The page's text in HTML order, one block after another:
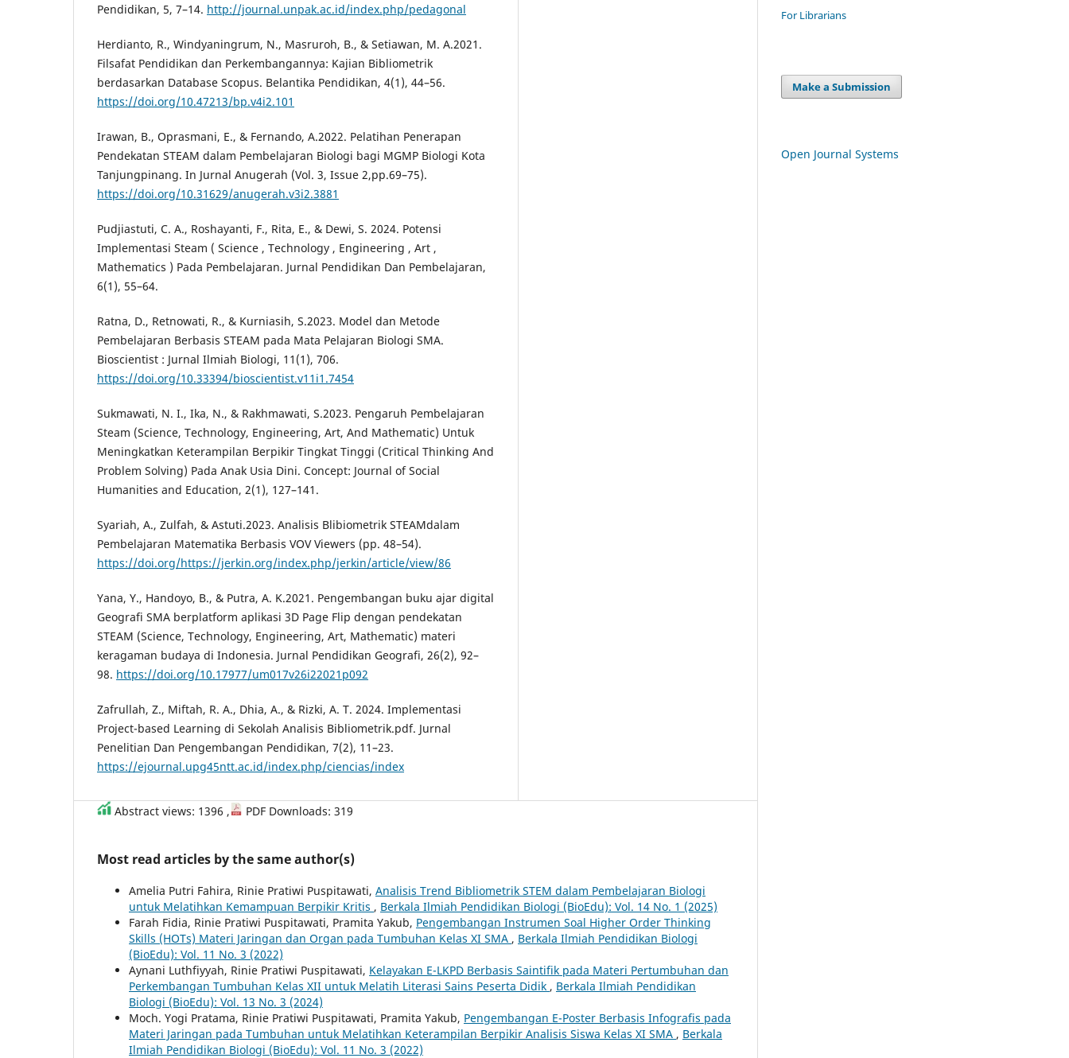
Pendidikan, 5, 7–14. http://journal.unpak.ac.id/index.php/pedagonal
Herdianto, R., Windyaningrum, N., Masruroh, B., & Setiawan, M. A.2021.
Filsafat Pendidikan dan Perkembangannya: Kajian Bibliometrik
berdasarkan Database Scopus. Belantika Pendidikan, 4(1), 44–56.
https://doi.org/10.47213/bp.v4i2.101
Irawan, B., Oprasmani, E., & Fernando, A.2022. Pelatihan Penerapan
Pendekatan STEAM dalam Pembelajaran Biologi bagi MGMP Biologi Kota
Tanjungpinang. In Jurnal Anugerah (Vol. 3, Issue 2,pp.69–75).
https://doi.org/10.31629/anugerah.v3i2.3881
Pudjiastuti, C. A., Roshayanti, F., Rita, E., & Dewi, S. 2024. Potensi
Implementasi Steam ( Science , Technology , Engineering , Art ,
Mathematics ) Pada Pembelajaran. Jurnal Pendidikan Dan Pembelajaran,
6(1), 55–64.
Ratna, D., Retnowati, R., & Kurniasih, S.2023. Model dan Metode
Pembelajaran Berbasis STEAM pada Mata Pelajaran Biologi SMA.
Bioscientist : Jurnal Ilmiah Biologi, 11(1), 706.
https://doi.org/10.33394/bioscientist.v11i1.7454
Sukmawati, N. I., Ika, N., & Rakhmawati, S.2023. Pengaruh Pembelajaran
Steam (Science, Technology, Engineering, Art, And Mathematic) Untuk
Meningkatkan Keterampilan Berpikir Tingkat Tinggi (Critical Thinking And
Problem Solving) Pada Anak Usia Dini. Concept: Journal of Social
Humanities and Education, 2(1), 127–141.
Syariah, A., Zulfah, & Astuti.2023. Analisis Blibiometrik STEAMdalam
Pembelajaran Matematika Berbasis VOV Viewers (pp. 48–54).
https://doi.org/https://jerkin.org/index.php/jerkin/article/view/86
Yana, Y., Handoyo, B., & Putra, A. K.2021. Pengembangan buku ajar digital
Geografi SMA berplatform aplikasi 3D Page Flip dengan pendekatan
STEAM (Science, Technology, Engineering, Art, Mathematic) materi
keragaman budaya di Indonesia. Jurnal Pendidikan Geografi, 26(2), 92–
98. https://doi.org/10.17977/um017v26i22021p092
Zafrullah, Z., Miftah, R. A., Dhia, A., & Rizki, A. T. 2024. Implementasi
Project-based Learning di Sekolah Analisis Bibliometrik.pdf. Jurnal
Penelitian Dan Pengembangan Pendidikan, 7(2), 11–23.
https://ejournal.upg45ntt.ac.id/index.php/ciencias/index
Abstract views: 1396 , PDF Downloads: 319
Most read articles by the same author(s)
Amelia Putri Fahira, Rinie Pratiwi Puspitawati, Analisis Trend Bibliometrik STEM dalam Pembelajaran Biologi
untuk Melatihkan Kemampuan Berpikir Kritis , Berkala Ilmiah Pendidikan Biologi (BioEdu): Vol. 14 No. 1 (2025)
Farah Fidia, Rinie Pratiwi Puspitawati, Pramita Yakub, Pengembangan Instrumen Soal Higher Order Thinking
Skills (HOTs) Materi Jaringan dan Organ pada Tumbuhan Kelas XI SMA , Berkala Ilmiah Pendidikan Biologi
(BioEdu): Vol. 11 No. 3 (2022)
Aynani Luthfiyyah, Rinie Pratiwi Puspitawati, Kelayakan E-LKPD Berbasis Saintifik pada Materi Pertumbuhan dan
Perkembangan Tumbuhan Kelas XII untuk Melatih Literasi Sains Peserta Didik , Berkala Ilmiah Pendidikan
Biologi (BioEdu): Vol. 13 No. 3 (2024)
Moch. Yogi Pratama, Rinie Pratiwi Puspitawati, Pramita Yakub, Pengembangan E-Poster Berbasis Infografis pada
Materi Jaringan pada Tumbuhan untuk Melatihkan Keterampilan Berpikir Analisis Siswa Kelas XI SMA , Berkala
Ilmiah Pendidikan Biologi (BioEdu): Vol. 11 No. 3 (2022)
For Librarians
Make a Submission
Open Journal Systems